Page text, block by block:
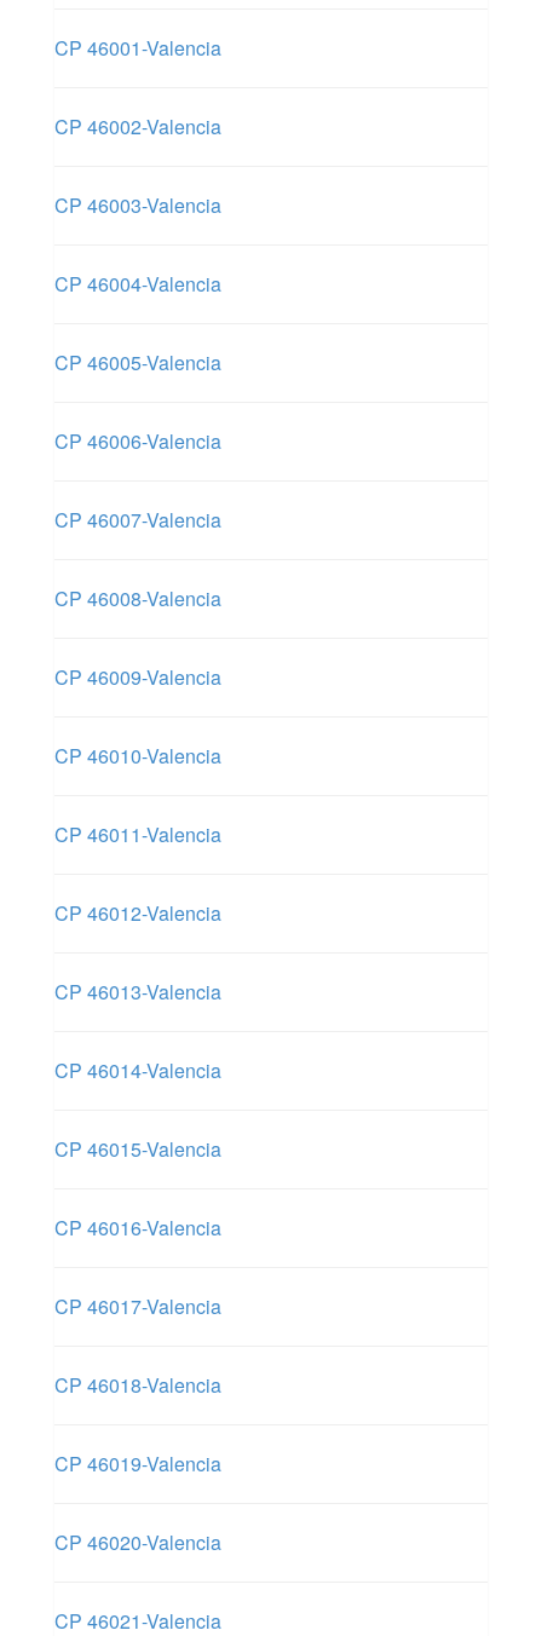
CP 46001-Valencia
CP 46002-Valencia
CP 46003-Valencia
CP 46004-Valencia
CP 46005-Valencia
CP 46006-Valencia
CP 46007-Valencia
CP 46008-Valencia
CP 46009-Valencia
CP 46010-Valencia
CP 46011-Valencia
CP 46012-Valencia
CP 46013-Valencia
CP 46014-Valencia
CP 46015-Valencia
CP 46016-Valencia
CP 46017-Valencia
CP 46018-Valencia
CP 46019-Valencia
CP 46020-Valencia
CP 46021-Valencia